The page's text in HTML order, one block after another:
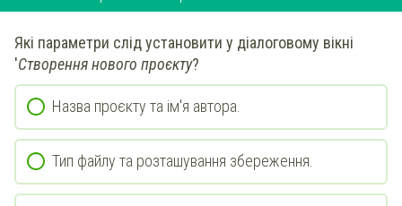
Які параметри слід установити у діалоговому вікні
'Створення нового проєкту?
Назва проєкту та ім'я автора.
Тип файлу та розташування збереження.